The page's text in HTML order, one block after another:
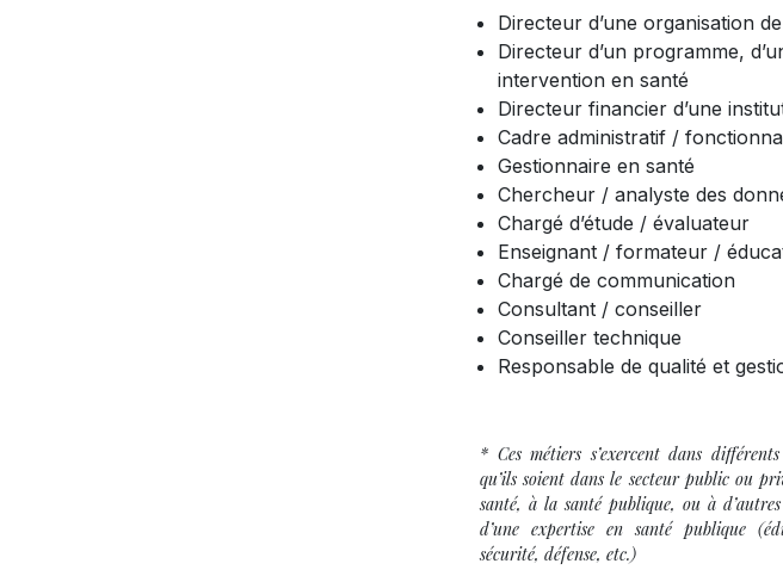
Directeur d’une organisation
Directeur d’un programme,
intervention en santé
Directeur financier d’une
Cadre administratif /
Gestionnaire en santé
Chercheur / analyste des
Chargé d’étude / évaluateur
Enseignant / formateur /
Chargé de communication
Consultant / conseiller
Conseiller technique
Responsable de qualité et
* Ces métiers s’exercent dans
qu’ils soient dans le secteur public ou
santé, à la santé publique, ou à
d’une expertise en santé publique
sécurité, défense, etc.)